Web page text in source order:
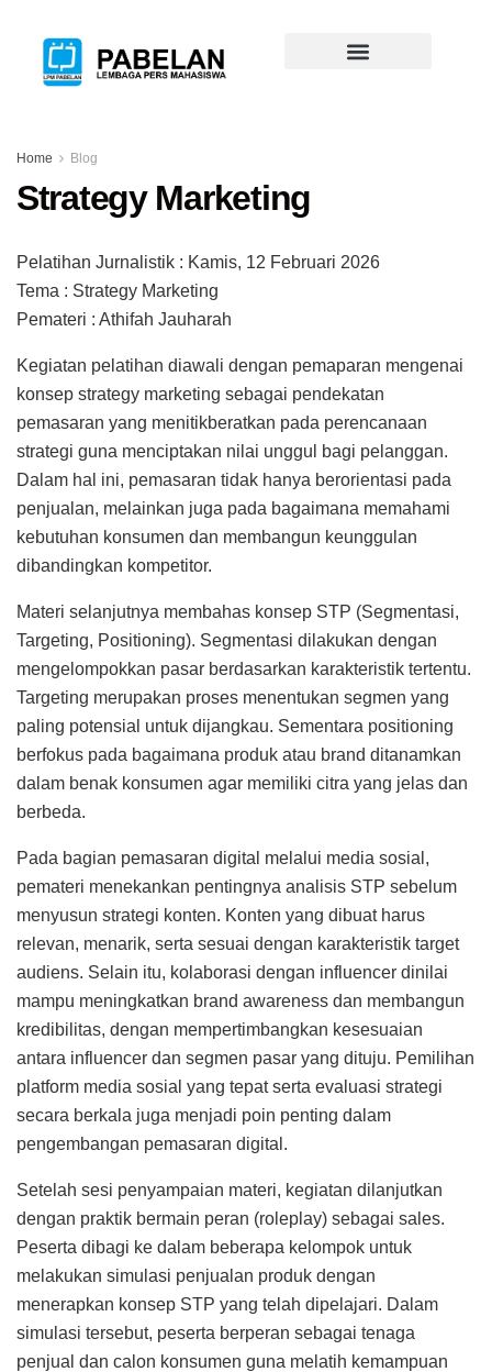
Home Blog
Strategy Marketing
Pelatihan Jurnalistik : Kamis, 12 Februari 2026
Tema : Strategy Marketing
Pemateri : Athifah Jauharah
Kegiatan pelatihan diawali dengan pemaparan mengenai
konsep strategy marketing sebagai pendekatan
pemasaran yang menitikberatkan pada perencanaan
strategi guna menciptakan nilai unggul bagi pelanggan.
Dalam hal ini, pemasaran tidak hanya berorientasi pada
penjualan, melainkan juga pada bagaimana memahami
kebutuhan konsumen dan membangun keunggulan
dibandingkan kompetitor.
Materi selanjutnya membahas konsep STP (Segmentasi,
Targeting, Positioning). Segmentasi dilakukan dengan
mengelompokkan pasar berdasarkan karakteristik tertentu.
Targeting merupakan proses menentukan segmen yang
paling potensial untuk dijangkau. Sementara positioning
berfokus pada bagaimana produk atau brand ditanamkan
dalam benak konsumen agar memiliki citra yang jelas dan
berbeda.
Pada bagian pemasaran digital melalui media sosial,
pemateri menekankan pentingnya analisis STP sebelum
menyusun strategi konten. Konten yang dibuat harus
relevan, menarik, serta sesuai dengan karakteristik target
audiens. Selain itu, kolaborasi dengan influencer dinilai
mampu meningkatkan brand awareness dan membangun
kredibilitas, dengan mempertimbangkan kesesuaian
antara influencer dan segmen pasar yang dituju. Pemilihan
platform media sosial yang tepat serta evaluasi strategi
secara berkala juga menjadi poin penting dalam
pengembangan pemasaran digital.
Setelah sesi penyampaian materi, kegiatan dilanjutkan
dengan praktik bermain peran (roleplay) sebagai sales.
Peserta dibagi ke dalam beberapa kelompok untuk
melakukan simulasi penjualan produk dengan
menerapkan konsep STP yang telah dipelajari. Dalam
simulasi tersebut, peserta berperan sebagai tenaga
penjual dan calon konsumen guna melatih kemampuan